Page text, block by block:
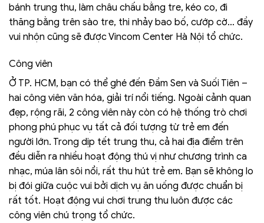
bánh trung thu, làm châu chấu bằng tre, kéo co, đi
thăng bằng trên sào tre, thi nhảy bao bố, cướp cờ… đầy
vui nhộn cũng sẽ được Vincom Center Hà Nội tổ chức.
Công viên
Ở TP. HCM, bạn có thể ghé đến Đầm Sen và Suối Tiên –
hai công viên văn hóa, giải trí nổi tiếng. Ngoài cảnh quan
đẹp, rộng rãi, 2 công viên này còn có hệ thống trò chơi
phong phú phục vụ tất cả đối tượng từ trẻ em đến
người lớn. Trong dịp tết trung thu, cả hai địa điểm trên
đều diễn ra nhiều hoạt động thú vị như chương trình ca
nhạc, múa lân sôi nổi, rất thu hút trẻ em. Bạn sẽ không lo
bị đói giữa cuộc vui bởi dịch vụ ăn uống được chuẩn bị
rất tốt. Hoạt động vui chơi trung thu luôn được các
công viên chú trọng tổ chức.